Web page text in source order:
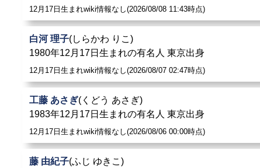
12月17日生まれwiki情報なし(2026/08/08 11:43時点)
白河 理子(しらかわ りこ)
1980年12月17日生まれの有名人 東京出身
12月17日生まれwiki情報なし(2026/08/07 02:47時点)
工藤 あさぎ(くどう あさぎ)
1983年12月17日生まれの有名人 東京出身
12月17日生まれwiki情報なし(2026/08/06 00:00時点)
藤 由紀子(ふじ ゆきこ)